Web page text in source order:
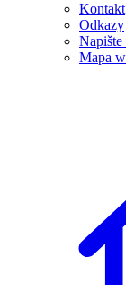
Kontakt
Odkazy
Napište
Mapa